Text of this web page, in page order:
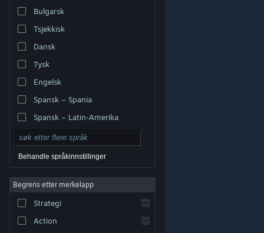
© Valve Corporation. Alle rettigheter reservert. Alle
Retningslinjer for personvern
Tilgjengelighet
|Steams abonnementsavtale
Refusjoner
Bulgarsk
Tsjekkisk
Dansk
Tysk
Engelsk
Spansk – Spania
Spansk – Latin-Amerika
Behandle språkinnstillinger
Begrens etter merkelapp
Strategi
Action